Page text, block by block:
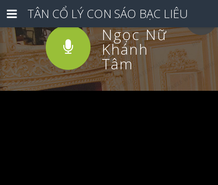
Ngọc Nữ
Khánh
Tâm
TÂN CỔ LÝ CON SÁO BẠC LIÊU